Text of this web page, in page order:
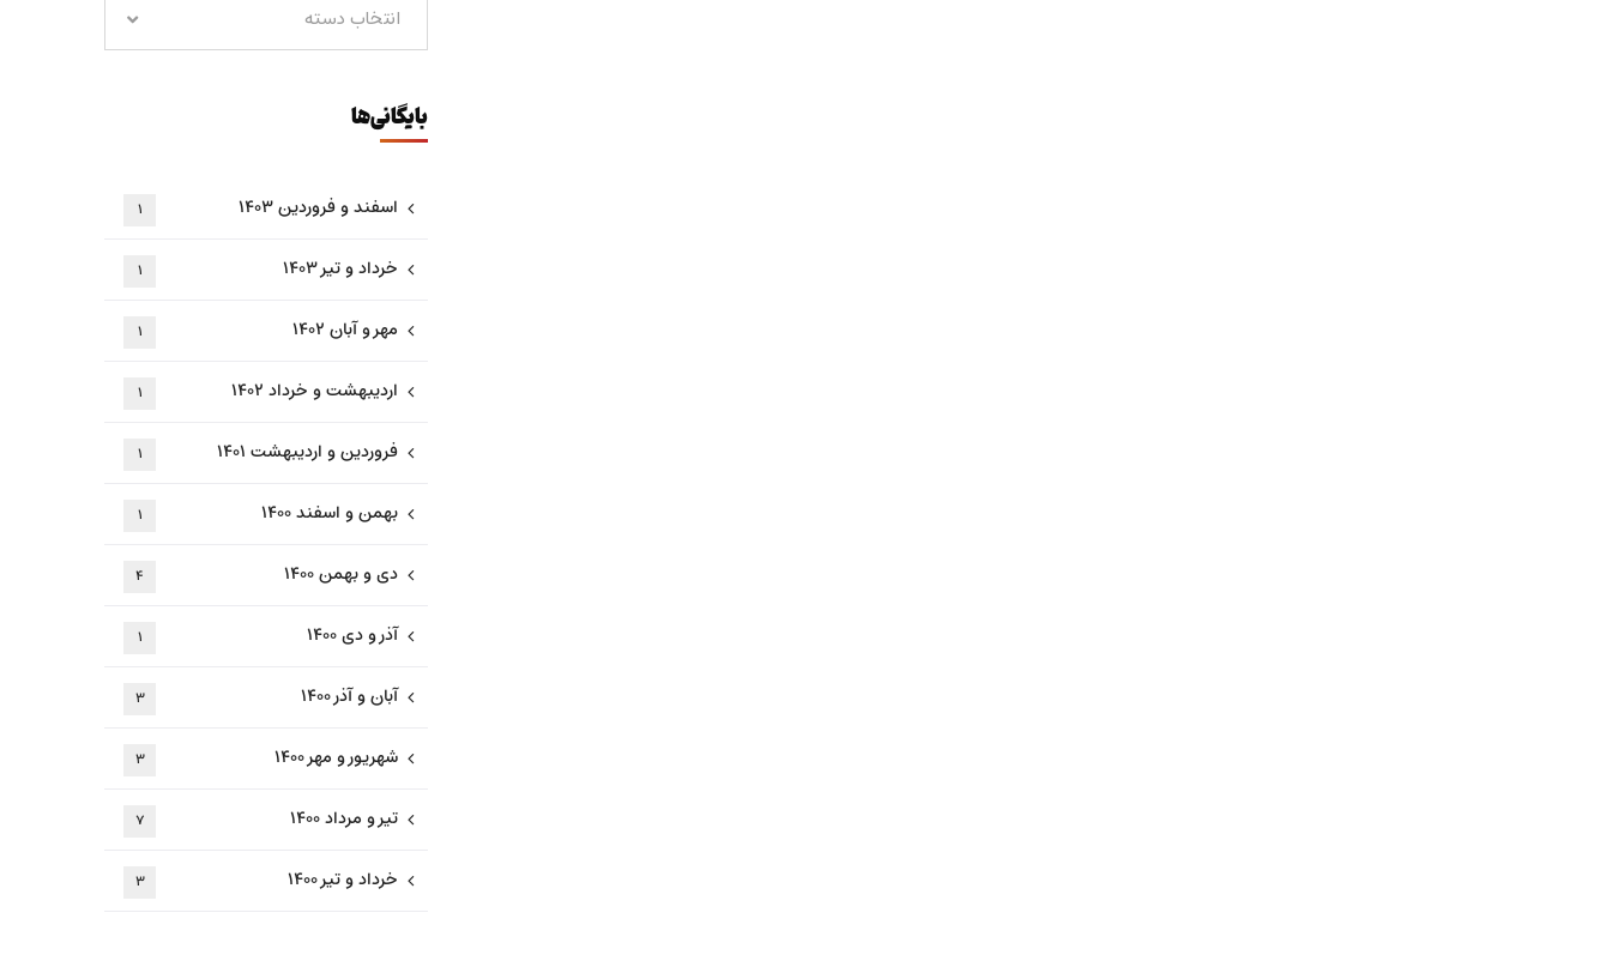
انتخاب دسته
بایگانی‌ها
اسفند و فروردین ۱۴۰۳ ۱
خرداد و تیر ۱۴۰۳ ۱
مهر و آبان ۱۴۰۲ ۱
اردیبهشت و خرداد ۱۴۰۲ ۱
فروردین و اردیبهشت ۱۴۰۱ ۱
بهمن و اسفند ۱۴۰۰ ۱
دی و بهمن ۱۴۰۰ ۴
آذر و دی ۱۴۰۰ ۱
آبان و آذر ۱۴۰۰ ۳
شهریور و مهر ۱۴۰۰ ۳
تیر و مرداد ۱۴۰۰ ۷
خرداد و تیر ۱۴۰۰ ۳